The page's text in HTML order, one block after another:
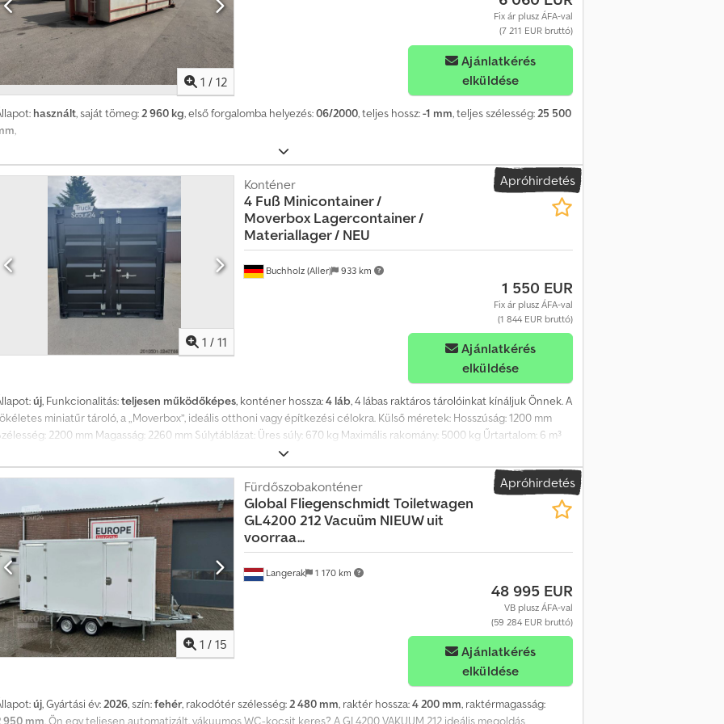
jó Pénzügyi információk Ár: Érdeklődjön! = Céginformációk = Közvetlenül minden márka kizárólagos
Nincsenek közvetítők, csak közvetlenül az importőrtől. NAGY RAKKÉSZLET, azonnal szállítható.
1 / 12
Fix ár plusz ÁFA-val
(7 211 EUR bruttó)
Ajánlatkérés
elküldése
használt, saját tömeg:2 960 kg, első forgalomba helyezés:06/2000, teljes hossz:-1 mm, teljes szélesség:25 500
,
Apróhirdetés
1 / 11
Buchholz (Aller) 933 km
Konténer
4 Fuß Minicontainer /
Moverbox Lagercontainer /
Materiallager / NEU
1 550 EUR
Fix ár plusz ÁFA-val
(1 844 EUR bruttó)
Ajánlatkérés
elküldése
új, Funkcionalitás:teljesen működőképes, konténer hossza:4 láb, 4 lábas raktáros tárolóinkat kínáljuk Önnek. A
miniatűr tároló, a „Moverbox”, ideális otthoni vagy építkezési célokra. Külső méretek: Hosszúság: 1200 mm
2200 mm Magasság: 2260 mm Súlytáblázat: Üres súly: 670 kg Maximális rakomány: 5000 kg Űrtartalom: 6 m³
méretérték tájékoztató jellegű. Az értékek eltérhetnek. Átvétel: Globaltainer GmbH, An der Autobahn 12
Alisck 29690 Buchholz / Aller, Németország Németország-szerte történő szállítás lehetséges, szükség
teherautóval, rakodókarral. A szállítás megszervezéséhez vegye fel velünk a kapcsolatot, és készítünk Önnek
árajánlatot. Várjuk megkeresését! A Globaltainer csapata
Apróhirdetés
1 / 15
Langerak 1 170 km
Fürdőszobakonténer
Global Fliegenschmidt Toiletwagen
GL4200 212 Vacuüm NIEUW uit
voorraa...
48 995 EUR
VB plusz ÁFA-val
(59 284 EUR bruttó)
Ajánlatkérés
elküldése
új, Gyártási év: 2026, szín:fehér, rakodótér szélesség: 2 480 mm, raktér hossza:4 200 mm, raktérmagasság:
950 mm , Ön egy teljesen automatizált, vákuumos WC-kocsit keres? A GL4200 VAKUUM 212 ideális megoldás